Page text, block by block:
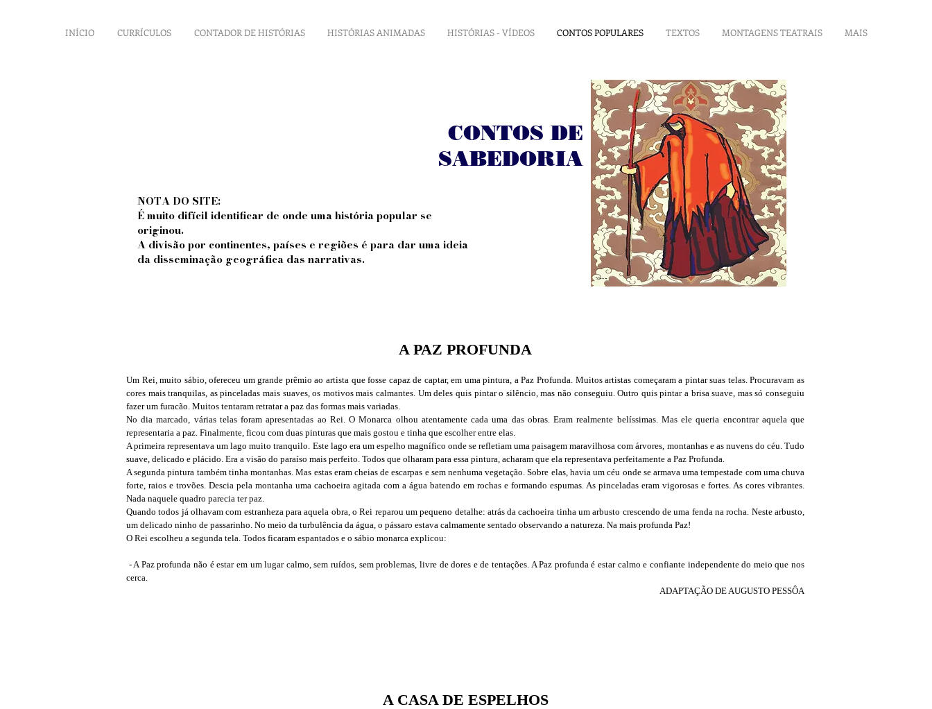
INÍCIO CURRÍCULOS CONTADOR DE HISTÓRIAS HISTÓRIAS ANIMADAS HISTÓRIAS - VÍDEOS CONTOS POPULARES TEXTOS MONTAGENS TEATRAIS MAIS
CONTOS DE
SABEDORIA
NOTA DO SITE:
É muito difícil identificar de onde uma história popular se
originou.
A divisão por continentes, países e regiões é para dar uma ideia
da disseminação geográfica das narrativas.
A PAZ PROFUNDA
Um Rei, muito sábio, ofereceu um grande prêmio ao artista que fosse capaz de captar, em uma pintura, a Paz Profunda. Muitos artistas começaram a pintar suas telas. Procuravam as
cores mais tranquilas, as pinceladas mais suaves, os motivos mais calmantes. Um deles quis pintar o silêncio, mas não conseguiu. Outro quis pintar a brisa suave, mas só conseguiu
fazer um furacão. Muitos tentaram retratar a paz das formas mais variadas.
No dia marcado, várias telas foram apresentadas ao Rei. O Monarca olhou atentamente cada uma das obras. Eram realmente belíssimas. Mas ele queria encontrar aquela que
representaria a paz. Finalmente, ficou com duas pinturas que mais gostou e tinha que escolher entre elas.
A primeira representava um lago muito tranquilo. Este lago era um espelho magnífico onde se refletiam uma paisagem maravilhosa com árvores, montanhas e as nuvens do céu. Tudo
suave, delicado e plácido. Era a visão do paraíso mais perfeito. Todos que olharam para essa pintura, acharam que ela representava perfeitamente a Paz Profunda.
A segunda pintura também tinha montanhas. Mas estas eram cheias de escarpas e sem nenhuma vegetação. Sobre elas, havia um céu onde se armava uma tempestade com uma chuva
forte, raios e trovões. Descia pela montanha uma cachoeira agitada com a água batendo em rochas e formando espumas. As pinceladas eram vigorosas e fortes. As cores vibrantes.
Nada naquele quadro parecia ter paz.
Quando todos já olhavam com estranheza para aquela obra, o Rei reparou um pequeno detalhe: atrás da cachoeira tinha um arbusto crescendo de uma fenda na rocha. Neste arbusto,
um delicado ninho de passarinho. No meio da turbulência da água, o pássaro estava calmamente sentado observando a natureza. Na mais profunda Paz!
O Rei escolheu a segunda tela. Todos ficaram espantados e o sábio monarca explicou:
- A Paz profunda não é estar em um lugar calmo, sem ruídos, sem problemas, livre de dores e de tentações. A Paz profunda é estar calmo e confiante independente do meio que nos
cerca.
ADAPTAÇÃO DE AUGUSTO PESSÔA
A CASA DE ESPELHOS